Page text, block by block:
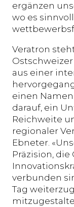
ergänzen
wo es
Veratron
aus einer
einen
darauf, ein
Reichweite
regionaler
Ebneter.
Präzision,
verbunden
Tag